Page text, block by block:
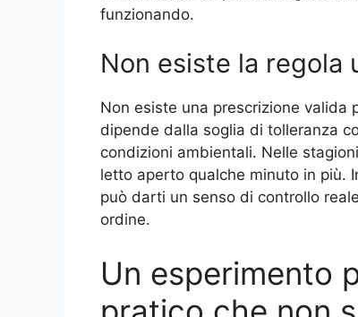
funzionando.
Non esiste la regola
Non esiste una prescrizione valida
dipende dalla soglia di tolleranza
condizioni ambientali. Nelle
letto aperto qualche minuto in più.
può darti un senso di controllo
ordine.
Un esperimento